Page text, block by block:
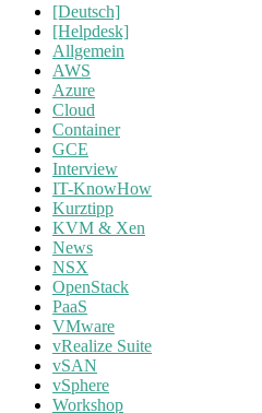
[Deutsch]
[Helpdesk]
Allgemein
AWS
Azure
Cloud
Container
GCE
Interview
IT-KnowHow
Kurztipp
KVM & Xen
News
NSX
OpenStack
PaaS
VMware
vRealize Suite
vSAN
vSphere
Workshop